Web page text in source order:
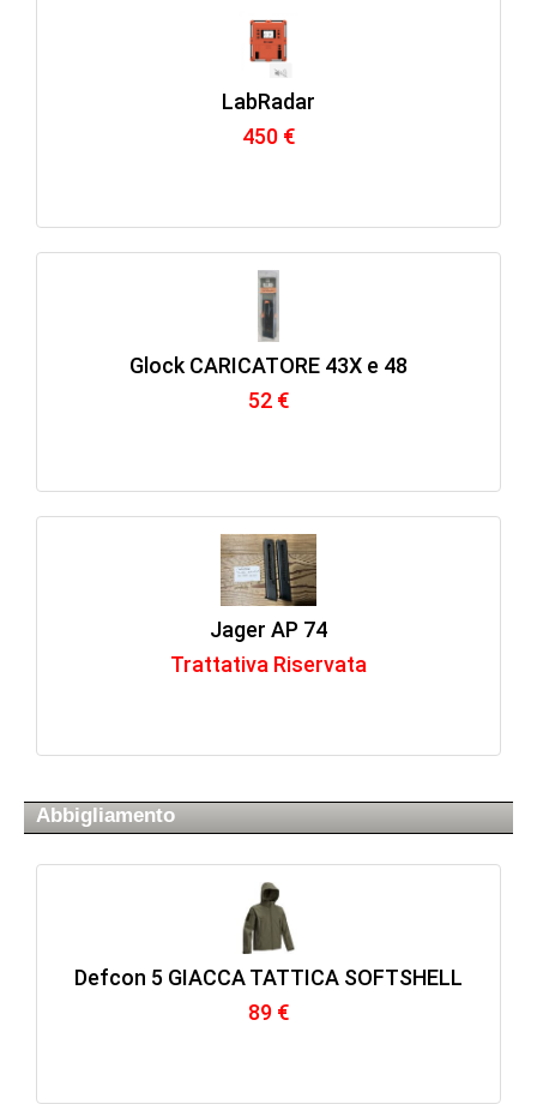
LabRadar
450 €
Glock CARICATORE 43X e 48
52 €
Jager AP 74
Trattativa Riservata
Abbigliamento
Defcon 5 GIACCA TATTICA SOFTSHELL
89 €